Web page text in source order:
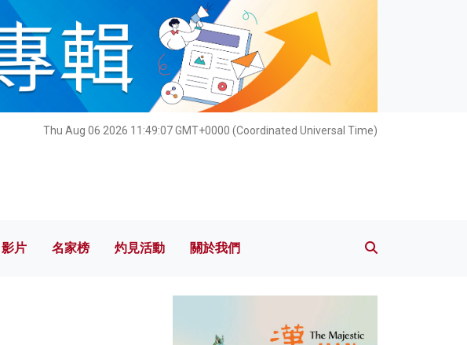
Thu Aug 06 2026 11:49:09 GMT+0000 (Coordinated Universal Time)
影片 名家榜 灼見活動 關於我們
影片 名家榜 灼見活動 關於我們